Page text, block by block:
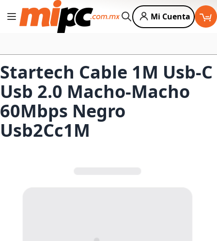
Cambiar Nav
Buscar
Mi Cuenta
Startech Cable 1M Usb-C
Usb 2.0 Macho-Macho
60Mbps Negro
Usb2Cc1M